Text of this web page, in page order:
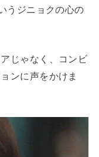
うジニョクの心の
じゃなく、コンビ
ンに声をかけま